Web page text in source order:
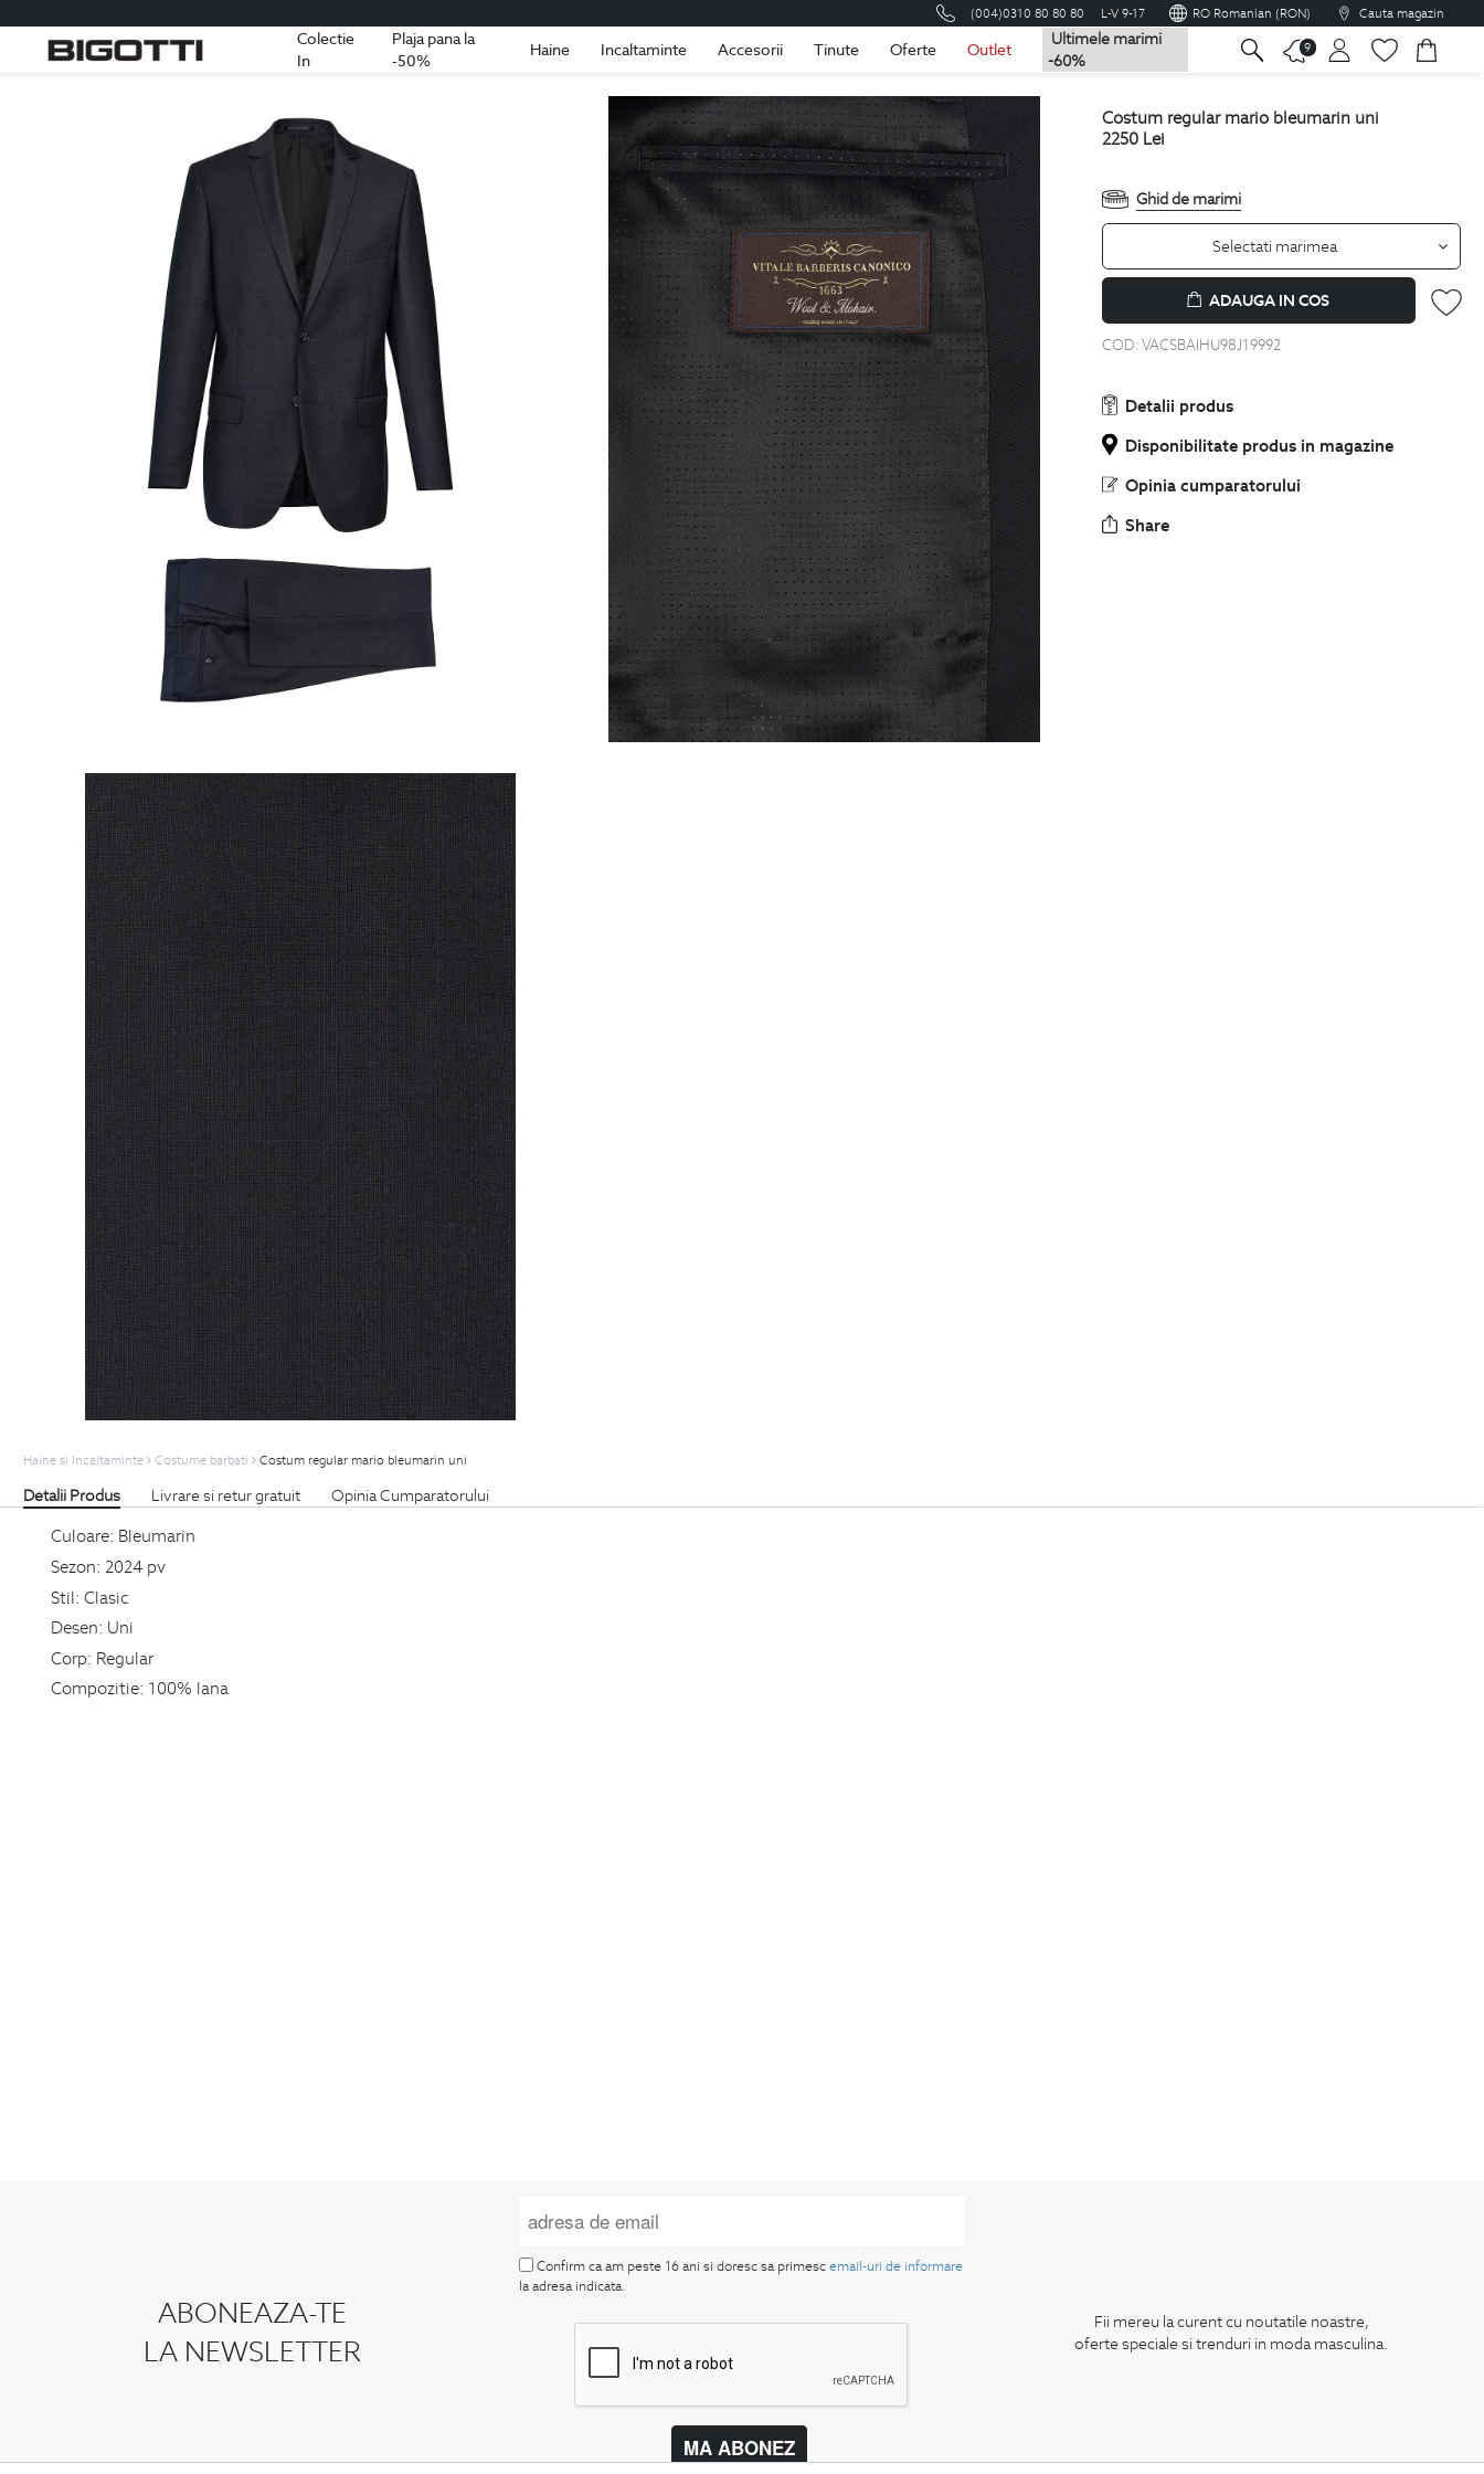
(004)0310 80 80 80 L-V 9-17 RO Romanian (RON) Cauta magazin
Colectie
In
Plaja pana la
-50%
Haine Incaltaminte Accesorii Tinute Oferte Outlet
Ultimele marimi
-60%
9
Romania Romana
costum regular mario bleumarin uni
2250 Lei
Ghid de marimi
Selectati marimea
ADAUGA IN COS
COD:VACSBAIHU98J19992
Detalii produs
Disponibilitate produs in magazine
Opinia cumparatorului
Share
Haine si Incaltaminte Costume barbati Costum regular mario bleumarin uni
Detalii Produs Livrare si retur gratuit Opinia Cumparatorului
Culoare: Bleumarin
Sezon: 2024 pv
Stil: Clasic
Desen: Uni
Corp: Regular
Compozitie: 100% lana
ABONEAZA-TE
LA NEWSLETTER
Confirm ca am peste 16 ani si doresc sa primescemail-uri de informare
la adresa indicata.
MA ABONEZ
Fii mereu la curent cu noutatile noastre,
oferte speciale si trenduri in moda masculina.